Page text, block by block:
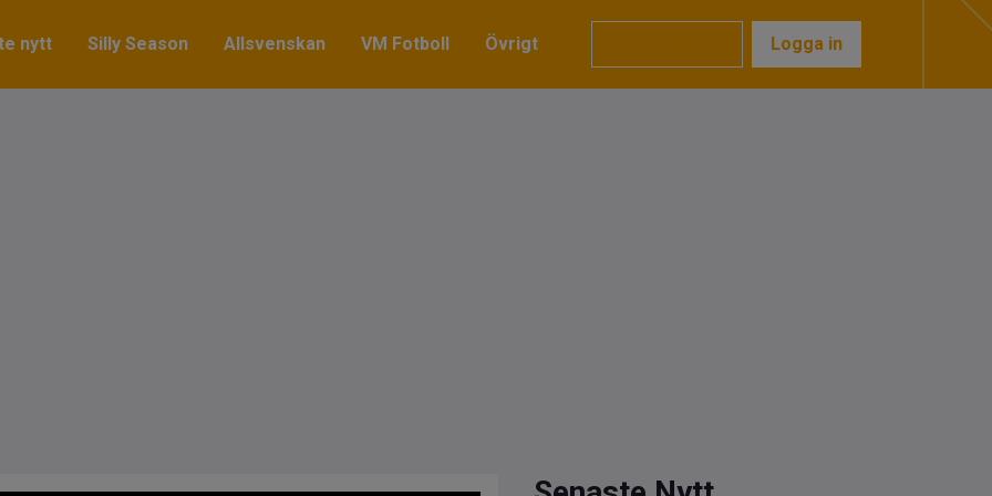
nytt Silly Season Allsvenskan VM Fotboll Övrigt Logga in